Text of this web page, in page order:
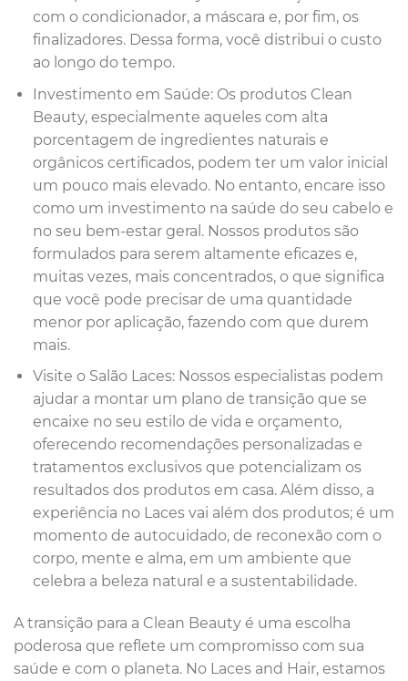
com o condicionador, a máscara e, por fim, os
finalizadores. Dessa forma, você distribui o custo
ao longo do tempo.
Investimento em Saúde: Os produtos Clean
Beauty, especialmente aqueles com alta
porcentagem de ingredientes naturais e
orgânicos certificados, podem ter um valor inicial
um pouco mais elevado. No entanto, encare isso
como um investimento na saúde do seu cabelo e
no seu bem-estar geral. Nossos produtos são
formulados para serem altamente eficazes e,
muitas vezes, mais concentrados, o que significa
que você pode precisar de uma quantidade
menor por aplicação, fazendo com que durem
mais.
Visite o Salão Laces: Nossos especialistas podem
ajudar a montar um plano de transição que se
encaixe no seu estilo de vida e orçamento,
oferecendo recomendações personalizadas e
tratamentos exclusivos que potencializam os
resultados dos produtos em casa. Além disso, a
experiência no Laces vai além dos produtos; é um
momento de autocuidado, de reconexão com o
corpo, mente e alma, em um ambiente que
celebra a beleza natural e a sustentabilidade.
A transição para a Clean Beauty é uma escolha
poderosa que reflete um compromisso com sua
saúde e com o planeta. No Laces and Hair, estamos